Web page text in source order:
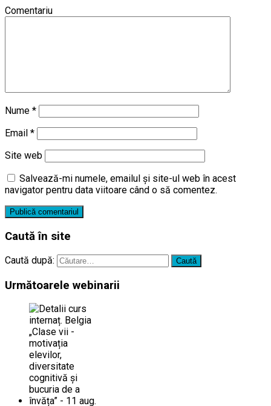
Comentariu
Nume *
Email *
Site web
Salvează-mi numele, emailul și site-ul web în acest
navigator pentru data viitoare când o să comentez.
Caută în site
Caută după:
Următoarele webinarii